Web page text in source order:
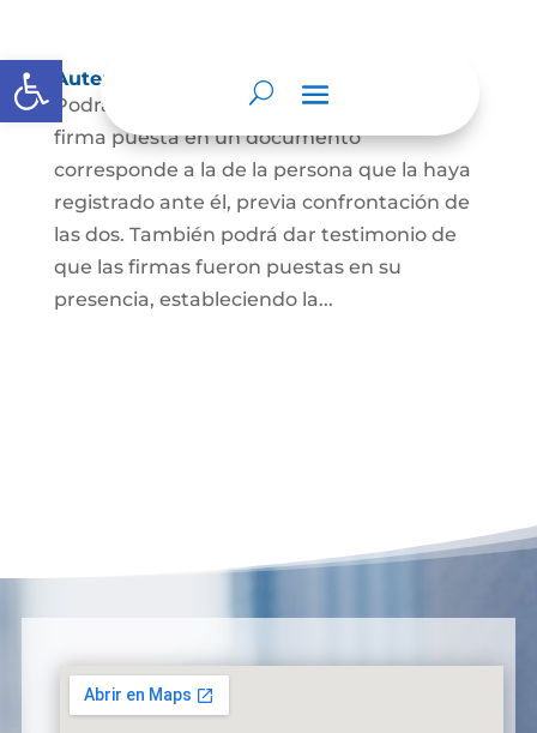
Abrir barra de herramientas
Autenticación de Firma
Podrá dar testimonio escrito de que la
firma puesta en un documento
corresponde a la de la persona que la haya
registrado ante él, previa confrontación de
las dos. También podrá dar testimonio de
que las firmas fueron puestas en su
presencia, estableciendo la...